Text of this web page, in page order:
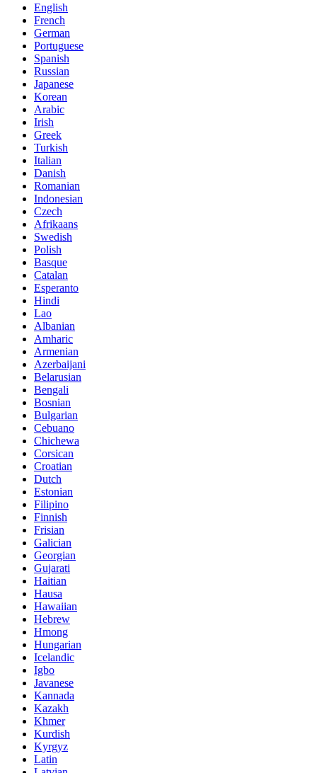
English
French
German
Portuguese
Spanish
Russian
Japanese
Korean
Arabic
Irish
Greek
Turkish
Italian
Danish
Romanian
Indonesian
Czech
Afrikaans
Swedish
Polish
Basque
Catalan
Esperanto
Hindi
Lao
Albanian
Amharic
Armenian
Azerbaijani
Belarusian
Bengali
Bosnian
Bulgarian
Cebuano
Chichewa
Corsican
Croatian
Dutch
Estonian
Filipino
Finnish
Frisian
Galician
Georgian
Gujarati
Haitian
Hausa
Hawaiian
Hebrew
Hmong
Hungarian
Icelandic
Igbo
Javanese
Kannada
Kazakh
Khmer
Kurdish
Kyrgyz
Latin